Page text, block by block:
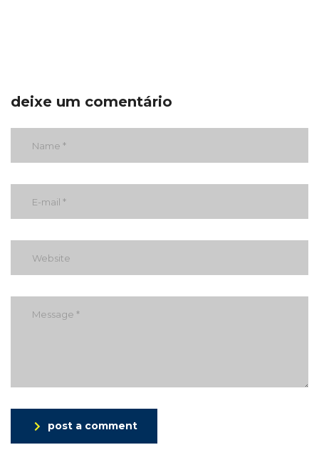
deixe um comentário
post a comment